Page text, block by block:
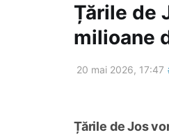
Țările de
milioane
20 mai 2026, 17:47
Țările de Jos